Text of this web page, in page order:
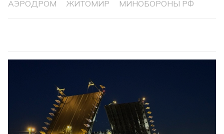
АЭРОДРОМ ЖИТОМИР МИНОБОРОНЫ РФ